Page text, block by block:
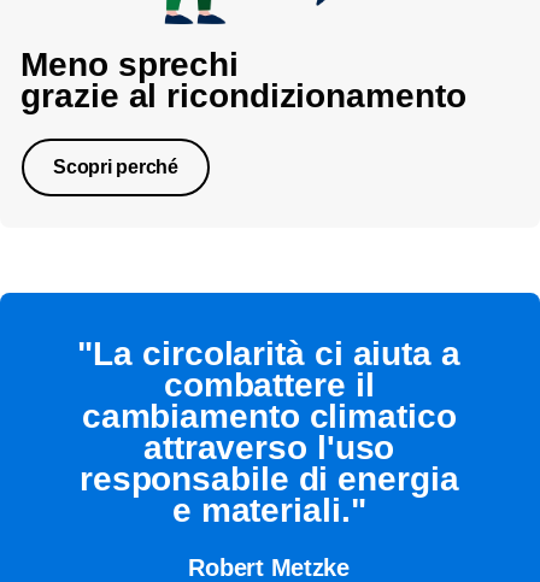
Meno sprechi
grazie al ricondizionamento
Scopri perché
"La circolarità ci aiuta a
combattere il
cambiamento climatico
attraverso l'uso
responsabile di energia
e materiali."
Robert Metzke